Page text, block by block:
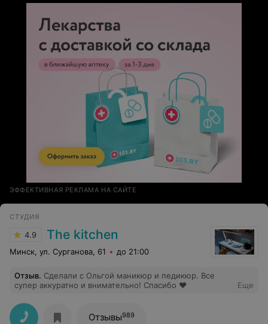
ЭФФЕКТИВНАЯ РЕКЛАМА НА САЙТЕ
СТУДИЯ
4.9 The kitchen
Минск, ул. Сурганова, 61 до 21:00
Отзыв. Сделали с Ольгой маникюр и педикюр. Все
супер аккуратно и внимательно! Спасибо ❤
Еще
Отзывы989